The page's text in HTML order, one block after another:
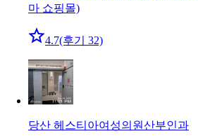
마 쇼핑몰)
4.7(후기 32)
당산 헤스티아여성의원산부인과